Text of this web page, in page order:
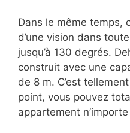
Dans le même temps,
d’une vision dans
jusqu’à 130 degrés.
construit avec une
de 8 m. C’est
point, vous pouvez
appartement